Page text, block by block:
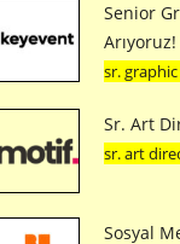
Senior
Arıyoruz!
sr.
Sr. Art
sr. art
Sosyal